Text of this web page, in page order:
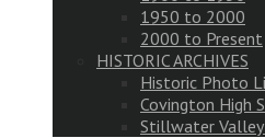
1950 to 2000
2000 to Present
HISTORIC ARCHIVES
Historic Photo
Covington High
Stillwater Valley